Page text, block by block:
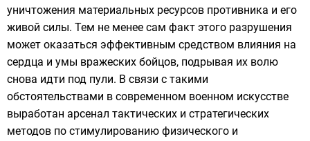
уничтожения материальных ресурсов противника и его
живой силы. Тем не менее сам факт этого разрушения
может оказаться эффективным средством влияния на
сердца и умы вражеских бойцов, подрывая их волю
снова идти под пули. В связи с такими
обстоятельствами в современном военном искусстве
выработан арсенал тактических и стратегических
методов по стимулированию физического и